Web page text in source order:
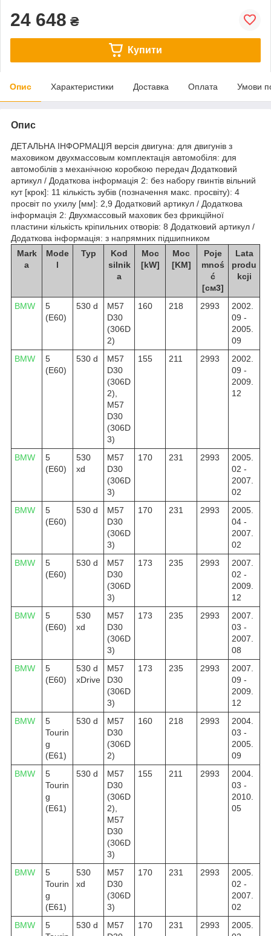
24 648 ₴
Купити
Опис Характеристики Доставка Оплата Умови
Опис
ДЕТАЛЬНА ІНФОРМАЦІЯ версія двигуна: для двигунів з
маховиком двухмассовым комплектація автомобіля: для
автомобілів з механічною коробкою передач Додатковий
артикул / Додаткова інформація 2: без набору гвинтів вільний
кут [крок]: 11 кількість зубів (позначення макс. просвіту): 4
просвіт по ухилу [мм]: 2,9 Додатковий артикул / Додаткова
інформація 2: Двухмассовый маховик без фрикційної
пластини кількість кріпильних отворів: 8 Додатковий артикул /
Додаткова інформація: з напрямних підшипником
Mark
a
Mode
l
Typ
Kod
silnik
a
Moc
[kW]
Moc
[KM]
Poje
mnoś
ć
[см3]
Lata
produ
kcji
BMW
5
(E60)
530 d
M57
D30
(306D
2)
160 218 2993
2002.
09 -
2005.
09
BMW
5
(E60)
530 d
M57
D30
(306D
2),
M57
D30
(306D
3)
155 211 2993
2002.
09 -
2009.
12
BMW
5
(E60)
530
xd
M57
D30
(306D
3)
170 231 2993
2005.
02 -
2007.
02
BMW
5
(E60)
530 d
M57
D30
(306D
3)
170 231 2993
2005.
04 -
2007.
02
BMW
5
(E60)
530 d
M57
D30
(306D
3)
173 235 2993
2007.
02 -
2009.
12
BMW
5
(E60)
530
xd
M57
D30
(306D
3)
173 235 2993
2007.
03 -
2007.
08
BMW
5
(E60)
530 d
xDrive
M57
D30
(306D
3)
173 235 2993
2007.
09 -
2009.
12
BMW
5
Tourin
g
(E61)
530 d
M57
D30
(306D
2)
160 218 2993
2004.
03 -
2005.
09
BMW
5
Tourin
g
(E61)
530 d
M57
D30
(306D
2),
M57
D30
(306D
3)
155 211 2993
2004.
03 -
2010.
05
BMW
5
Tourin
g
(E61)
530
xd
M57
D30
(306D
3)
170 231 2993
2005.
02 -
2007.
02
BMW
5
530 d
M57
170 231 2993
2005.